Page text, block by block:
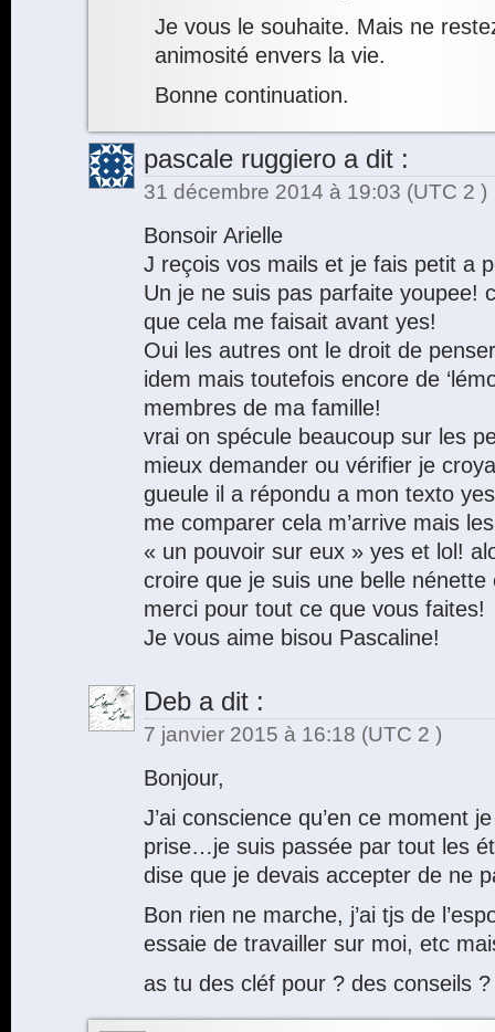
Je vous le souhaite. Mais ne
animosité envers la vie.
Bonne continuation.
pascale ruggiero a dit :
31 décembre 2014 à 19:03 (UTC 2 )
Bonsoir Arielle
J reçois vos mails et je fais petit a
Un je ne suis pas parfaite youpee!
que cela me faisait avant yes!
Oui les autres ont le droit de
idem mais toutefois encore de
membres de ma famille!
vrai on spécule beaucoup sur les
mieux demander ou vérifier je
gueule il a répondu a mon texto
me comparer cela m’arrive mais
« un pouvoir sur eux » yes et lol!
croire que je suis une belle
merci pour tout ce que vous faites!
Je vous aime bisou Pascaline!
Deb a dit :
7 janvier 2015 à 16:18 (UTC 2 )
Bonjour,
J’ai conscience qu’en ce moment
prise…je suis passée par tout les
dise que je devais accepter de ne
Bon rien ne marche, j’ai tjs de
essaie de travailler sur moi, etc
as tu des cléf pour ? des conseils